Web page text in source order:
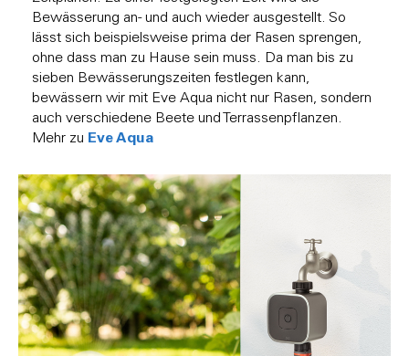
Bewässerung an- und auch wieder ausgestellt. So
lässt sich beispielsweise prima der Rasen sprengen,
ohne dass man zu Hause sein muss. Da man bis zu
sieben Bewässerungszeiten festlegen kann,
bewässern wir mit Eve Aqua nicht nur Rasen, sondern
auch verschiedene Beete und Terrassenpflanzen.
Mehr zu Eve Aqua